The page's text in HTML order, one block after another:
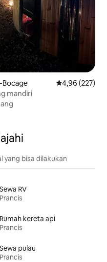
Nilai rata-rata
4,96 (227)
mandiri
yang bisa dilakukan
Sewa RV
Prancis
Rumah kereta api
Prancis
Sewa pulau
Prancis